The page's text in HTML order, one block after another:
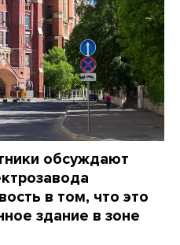
обсуждают
в том, что это
здание в зоне